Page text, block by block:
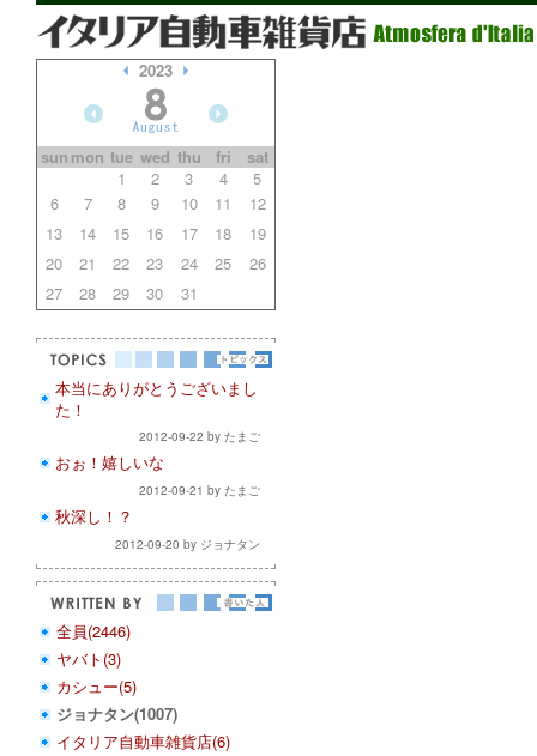
2023
sun mon tue wed thu fri
sat
1
2 3 4
5
6
7 8 9 10 11
12
13
14 15 16 17 18
19
20
21 22 23 24 25
26
27
28 29 30 31
本当にありがとうございまし
た！
2012-09-22 by たまご
おぉ！嬉しいな
2012-09-21 by たまご
秋深し！？
2012-09-20 by ジョナタン
全員(2446)
ヤバト(3)
カシュー(5)
ジョナタン(1007)
イタリア自動車雑貨店(6)